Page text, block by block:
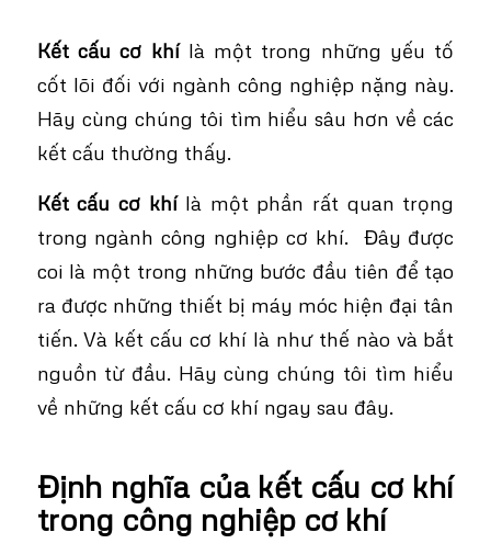
Kết cấu cơ khílà một trong những yếu tố
cốt lõi đối với ngành công nghiệp nặng này.
Hãy cùng chúng tôi tìm hiểu sâu hơn về các
kết cấu thường thấy.
Kết cấu cơ khí là một phần rất quan trọng
trong ngành công nghiệp cơ khí.
Đây được
coi là một trong những bước đầu tiên để tạo
ra được những thiết bị máy móc hiện đại tân
tiến. Và kết cấu cơ khí là như thế nào và bắt
nguồn từ đầu. Hãy cùng chúng tôi tìm hiểu
về những kết cấu cơ khí ngay sau đây.
Định nghĩa của kết cấu cơ khí
trong công nghiệp cơ khí